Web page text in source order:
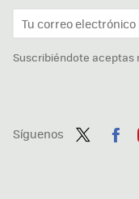
Suscribiéndote aceptas
Síguenos